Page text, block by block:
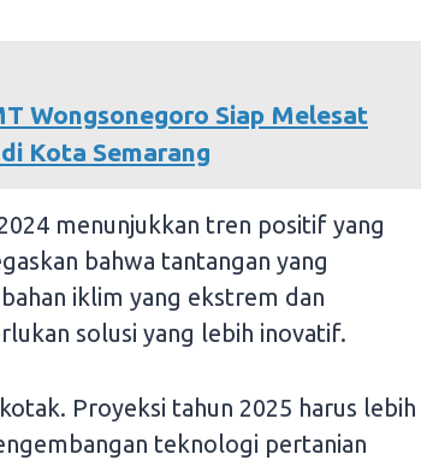
Wongsonegoro Siap Melesat
Kota Semarang
menunjukkan tren positif yang
bahwa tantangan yang
iklim yang ekstrem dan
solusi yang lebih inovatif.
Proyeksi tahun 2025 harus lebih
teknologi pertanian